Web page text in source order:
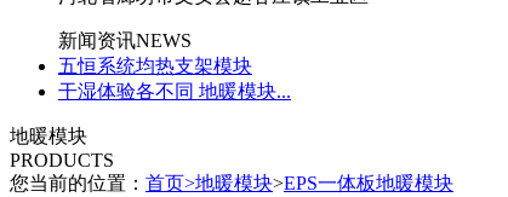
新闻资讯NEWS
五恒系统均热支架模块
干湿体验各不同 地暖模块...
地暖模块
PRODUCTS
您当前的位置： 首页>地暖模块>EPS一体板地暖模块